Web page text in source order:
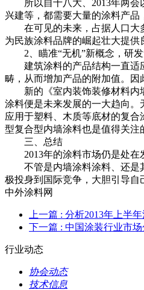
所以自十八大、2013年两会
兴建等，都需要大量的涂料产
在可见的未来，占据人口大多
为民族涂料品牌的崛起壮大提供
2、瞄准“无机”新概念，研发
建筑涂料的产品结构一直适应
畴，从而增加产品的附加值。
新的《室内装饰装修材料内墙
涂料便是未来发展的一大趋向
应用于塑料、木质等底材的复
型复合型内墙涂料也是值得关注
三、总结
2013年的涂料市场仍是处在
不管是内墙涂料涂料、还是其
极投身到国际竞争，大胆引导自
中外涂料网
上一篇 : 分析2013年上半
下一篇 : 中国涂装行业市
行业动态
协会动态
技术信息